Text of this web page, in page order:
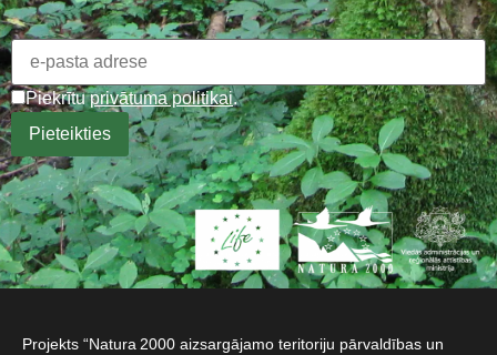
Piekrītuprivātuma politikai.
Projekts “Natura 2000 aizsargājamo teritoriju pārvaldības un